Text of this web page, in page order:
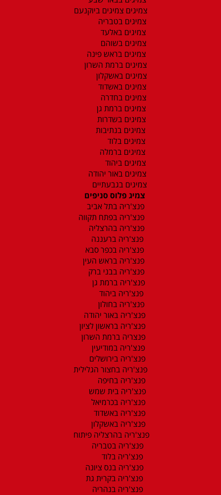
צמיגים צמיגים ביוקנעם
צמיגים בטבריה
צמיגים באלעד
צמיגים בשוהם
צמיגים בראש פינה
צמיגים ברמת השרון
צמיגים באשקלון
צמיגים באשדוד
צמיגים בחדרה
צמיגים ברמת גן
צמיגים בשדרות
צמיגים בנתיבות
צמיגים בלוד
צמיגים ברמלה
צמיגים ביהוד
צמיגים באור יהודה
צמיגים בגבעתיים
צמיג פלוס סניפים
פנצ'ריה בתל אביב
פנצ'ריה בפתח תקווה
פנצ'ריה בהרצליה
פנצ'ריה ברעננה
פנצ'ריה בכפר סבא
פנצ'ריה בראש העין
פנצ'ריה בבני ברק
פנצ'ריה ברמת גן
פנצ'ריה ביהוד
פנצ'ריה בחולון
פנצ'ריה באור יהודה
פנצ'ריה בראשון לציון
פנצריה ברמת השרון
פנצ'ריה במודיעין
פנצ'ריה בירושלים
פנצ'ריה בחצור הגלילית
פנצ'ריה בחיפה
פנצ'ריה בית שמש
פנצ'ריה בכרמיאל
פנצ'ריה באשדוד
פנצ'ריה באשקלון
פנצ'ריה בהרצליה פיתוח
פנצ'ריה בטבריה
פנצ'ריה בלוד
פנצ'ריה בנס ציונה
פנצ'ריה בקרית גת
פנצ'ריה בנהריה